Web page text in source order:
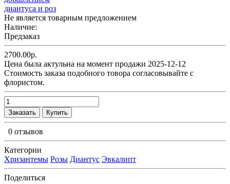
Не является товарным предложением
Наличие:
Предзаказ
2700.00р.
Цена была актульна на момент продажи 2025-12-12
Cтоимость заказа подобного товора согласовывайте с
флористом.
Заказать Купить
0 отзывов
Категории
Хризантемы Розы Диантус Эвкалипт
Поделиться